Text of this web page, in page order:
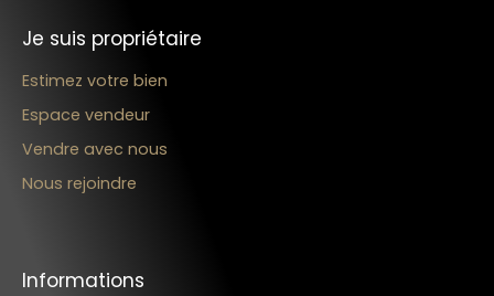
Je suis propriétaire
Estimez votre bien
Espace vendeur
Vendre avec nous
Nous rejoindre
Informations